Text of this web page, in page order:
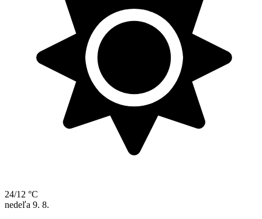
24/12 °C
nedeľa 9. 8.